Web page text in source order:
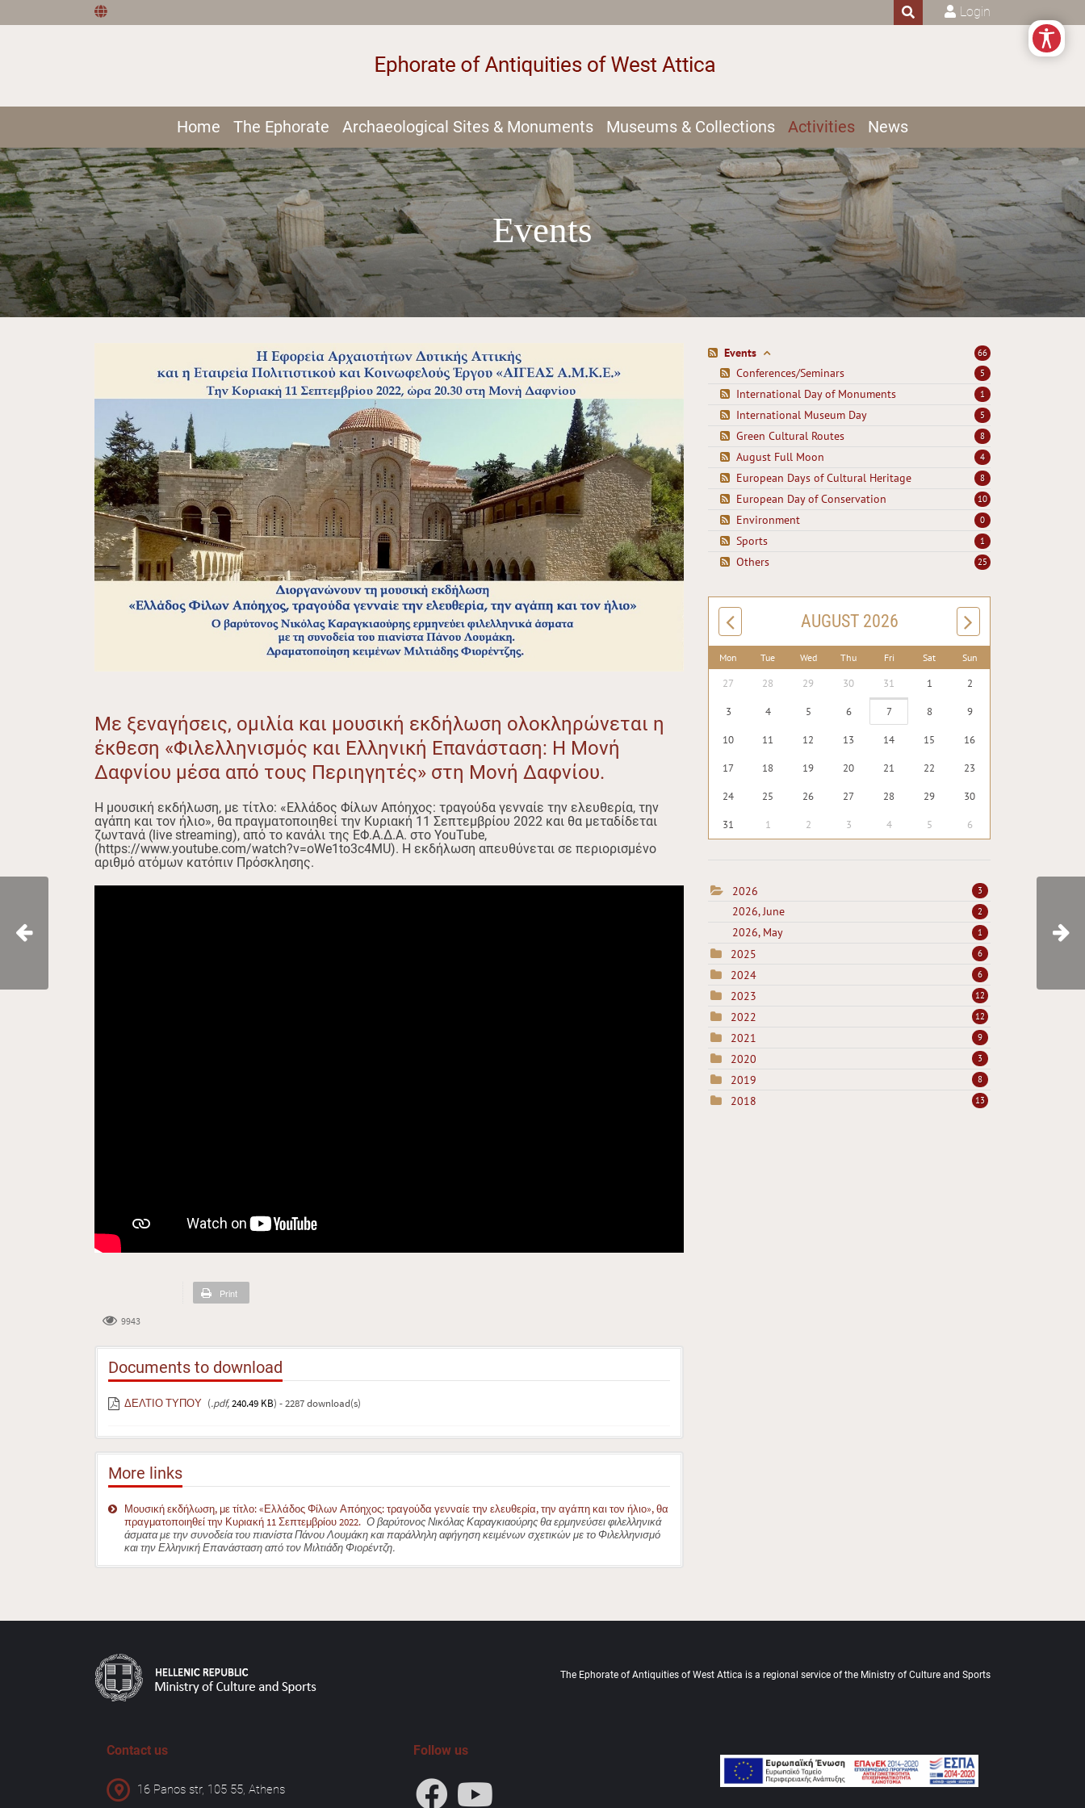
Login
Home The Ephorate Archaeological Sites & Monuments Museums & Collections Activities News
Events
Με ξεναγήσεις, ομιλία και μουσική εκδήλωση ολοκληρώνεται η
έκθεση «Φιλελληνισμός και Ελληνική Επανάσταση: Η Μονή
Δαφνίου μέσα από τους Περιηγητές» στη Μονή Δαφνίου.
Η μουσική εκδήλωση, με τίτλο: «Ελλάδος Φίλων Απόηχος: τραγούδα γενναίε την ελευθερία, την
αγάπη και τον ήλιο», θα πραγματοποιηθεί την Κυριακή 11 Σεπτεμβρίου 2022 και θα μεταδίδεται
ζωντανά (live streaming), από το κανάλι της ΕΦ.Α.Δ.Α. στο YouTube,
(https://www.youtube.com/watch?v=oWe1to3c4MU). Η εκδήλωση απευθύνεται σε περιορισμένο
αριθμό ατόμων κατόπιν Πρόσκλησης.
Print
9943
Documents to download
ΔΕΛΤΙΟ ΤΥΠΟΥ (.pdf,240.49 KB) - 2287 download(s)
More links
Μουσική εκδήλωση, με τίτλο: «Ελλάδος Φίλων Απόηχος: τραγούδα γενναίε την ελευθερία, την αγάπη και τον ήλιο», θα
πραγματοποιηθεί την Κυριακή 11 Σεπτεμβρίου 2022. Ο βαρύτονος Νικόλας Καραγκιαούρης θα ερμηνεύσει φιλελληνικά
άσματα με την συνοδεία του πιανίστα Πάνου Λουμάκη και παράλληλη αφήγηση κειμένων σχετικών με το Φιλελληνισμό
και την Ελληνική Επανάσταση από τον Μιλτιάδη Φιορέντζη.
66
Events
5
Conferences/Seminars
1
International Day of Monuments
5
International Museum Day
8
Green Cultural Routes
4
August Full Moon
8
European Days of Cultural Heritage
10
European Day of Conservation
0
Environment
1
Sports
25
Others
AUGUST 2026
Mon Tue Wed Thu Fri Sat Sun
27 28 29 30 31 1 2
3 4 5 6 7 8 9
10 11 12 13 14 15 16
17 18 19 20 21 22 23
24 25 26 27 28 29 30
31 1 2 3 4 5 6
2026 3
2026, June 2
2026, May 1
2025 6
2024 6
2023 12
2022 12
2021 9
2020 3
2019 8
2018 13
The Ephorate of Antiquities of West Attica is a regional service of the Ministry of Culture and Sports
Contact us
16 Panos str, 105 55, Athens
Follow us